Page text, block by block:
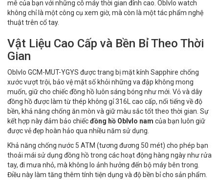
mê của bạn với những cỗ máy thời gian đỉnh cao. Oblvlo watch
không chỉ là một công cụ xem giờ, mà còn là một tác phẩm nghệ
thuật trên cổ tay.
Vật Liệu Cao Cấp và Bền Bỉ Theo Thời
Gian
Oblvlo GCM-MUT-YGYS được trang bị mặt kính Sapphire chống
xước vượt trội, bảo vệ mặt số khỏi những va đập không mong
muốn, giữ cho chiếc đồng hồ luôn sáng bóng như mới. Vỏ và dây
đồng hồ được làm từ thép không gỉ 316L cao cấp, nổi tiếng về độ
bền, khả năng chống ăn mòn và giữ màu sắc tốt theo thời gian. Sự
kết hợp này đảm bảo chiếcđồng hồ Oblvlo nam của bạn luôn giữ
được vẻ đẹp hoàn hảo qua nhiều năm sử dụng.
Khả năng chống nước 5 ATM (tương đương 50 mét) cho phép bạn
thoải mái sử dụng đồng hồ trong các hoạt động hàng ngày như rửa
tay, đi mưa nhỏ, mà không lo ảnh hưởng đến bộ máy bên trong.
Điều này làm tăng thêm tính tiện dụng và độ bền bỉ cho sản phẩm.